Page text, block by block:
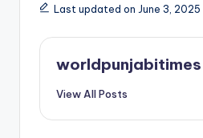
ts
A
p
e
Last updated on June 3, 2025
worldpunjabitimes
View All Posts